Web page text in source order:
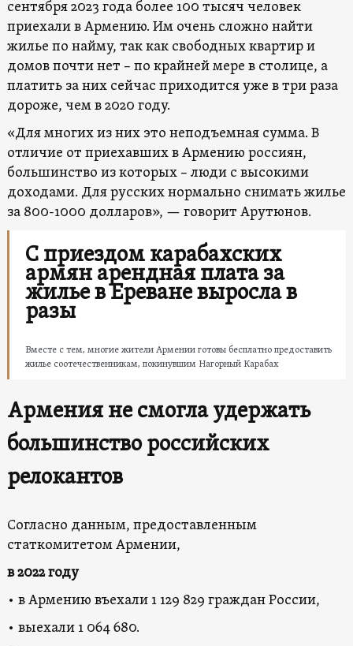
сентября 2023 года более 100 тысяч человек
приехали в Армению. Им очень сложно найти
жилье по найму, так как свободных квартир и
домов почти нет – по крайней мере в столице, а
платить за них сейчас приходится уже в три раза
дороже, чем в 2020 году.
«Для многих из них это неподъемная сумма. В
отличие от приехавших в Армению россиян,
большинство из которых – люди с высокими
доходами. Для русских нормально снимать жилье
за ​​800-1000 долларов», — говорит Арутюнов.
С приездом карабахских
армян арендная плата за
жилье в Ереване выросла в
разы
Вместе с тем, многие жители Армении готовы бесплатно предоставить
жилье соотечественникам, покинувшим Нагорный Карабах
Армения не смогла удержать
большинство российских
релокантов
Согласно данным, предоставленным
статкомитетом Армении,
в 2022 году
• в Армению въехали 1 129 829 граждан России,
• выехали 1 064 680.